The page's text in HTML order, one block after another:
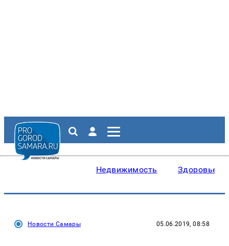
Недвижимость Здоровье
Новости Самары 05.06.2019, 08:58